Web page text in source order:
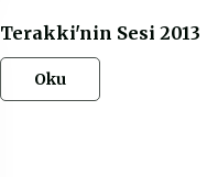
Terakki'nin Sesi 2013
Oku